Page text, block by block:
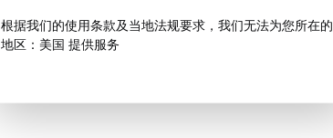
根据我们的使用条款及当地法规要求，我们无法为您所在的
地区：美国 提供服务